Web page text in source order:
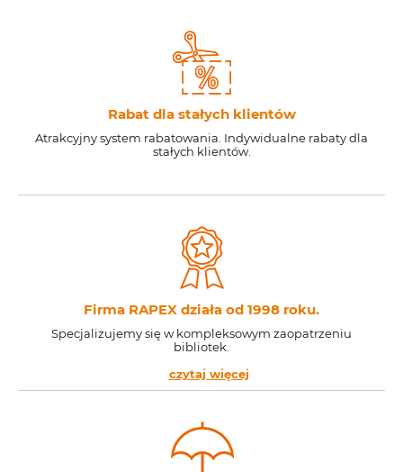
Rabat dla stałych klientów
Atrakcyjny system rabatowania. Indywidualne rabaty dla
stałych klientów.
Firma RAPEX działa od 1998 roku.
Specjalizujemy się w kompleksowym zaopatrzeniu
bibliotek.
czytaj więcej